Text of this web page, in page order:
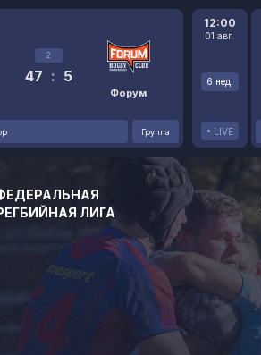
2
47 : 5
Форум
Группа
12:00
01 авг.
6 нед.
LIVE
ЛИГА